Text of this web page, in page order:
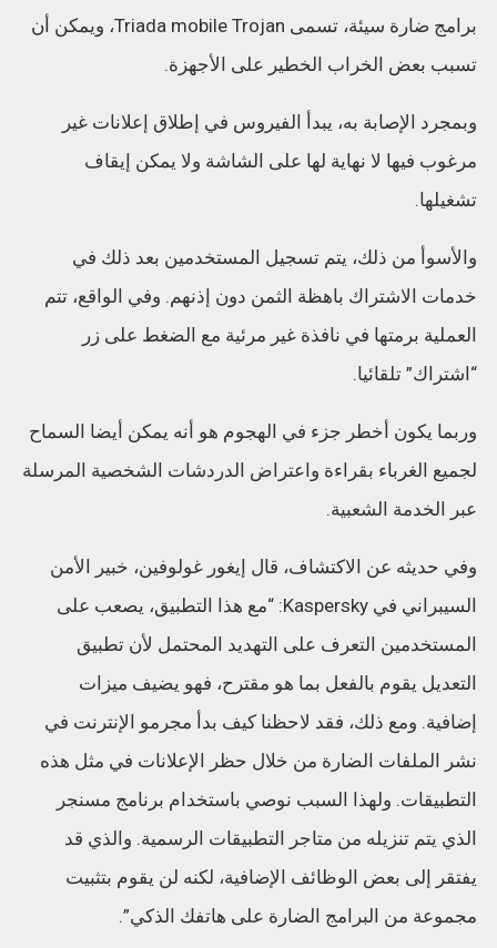
برامج ضارة سيئة، تسمى Triada mobile Trojan، ويمكن أن
تسبب بعض الخراب الخطير على الأجهزة.
وبمجرد الإصابة به، يبدأ الفيروس في إطلاق إعلانات غير
مرغوب فيها لا نهاية لها على الشاشة ولا يمكن إيقاف
تشغيلها.
والأسوأ من ذلك، يتم تسجيل المستخدمين بعد ذلك في
خدمات الاشتراك باهظة الثمن دون إذنهم. وفي الواقع، تتم
العملية برمتها في نافذة غير مرئية مع الضغط على زر
“اشتراك” تلقائيا.
وربما يكون أخطر جزء في الهجوم هو أنه يمكن أيضا السماح
لجميع الغرباء بقراءة واعتراض الدردشات الشخصية المرسلة
عبر الخدمة الشعبية.
وفي حديثه عن الاكتشاف، قال إيغور غولوفين، خبير الأمن
السيبراني في Kaspersky: “مع هذا التطبيق، يصعب على
المستخدمين التعرف على التهديد المحتمل لأن تطبيق
التعديل يقوم بالفعل بما هو مقترح، فهو يضيف ميزات
إضافية. ومع ذلك، فقد لاحظنا كيف بدأ مجرمو الإنترنت في
نشر الملفات الضارة من خلال حظر الإعلانات في مثل هذه
التطبيقات. ولهذا السبب نوصي باستخدام برنامج مسنجر
الذي يتم تنزيله من متاجر التطبيقات الرسمية. والذي قد
يفتقر إلى بعض الوظائف الإضافية، لكنه لن يقوم بتثبيت
مجموعة من البرامج الضارة على هاتفك الذكي”.